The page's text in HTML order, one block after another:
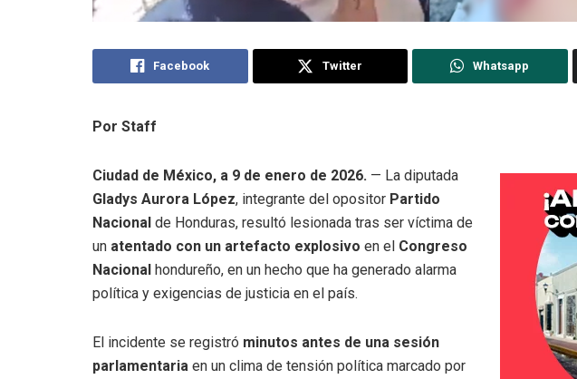
Facebook Twitter Whatsapp
Por Staff
Ciudad de México, a 9 de enero de 2026. — La diputada
Gladys Aurora López, integrante del opositor Partido
Nacional de Honduras, resultó lesionada tras ser víctima de
un atentado con un artefacto explosivo en el Congreso
Nacional hondureño, en un hecho que ha generado alarma
política y exigencias de justicia en el país.
El incidente se registró minutos antes de una sesión
parlamentaria en un clima de tensión política marcado por